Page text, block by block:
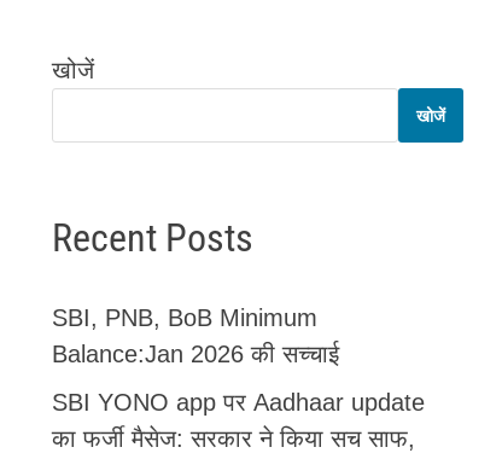
खोजें
खोजें
Recent Posts
SBI, PNB, BoB Minimum
Balance:Jan 2026 की सच्चाई
SBI YONO app पर Aadhaar update
का फर्जी मैसेज: सरकार ने किया सच साफ,